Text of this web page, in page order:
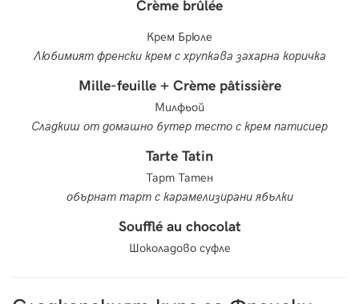
Crème brûlée
Крем Брюле
Любимият френски крем с хрупкава захарна коричка
Mille-feuille + Crème pâtissière
Милфьой
Сладкиш от домашно бутер тесто с крем патисиер
Tarte Tatin
Тарт Татен
обърнат тарт с карамелизирани ябълки
Soufflé au chocolat
Шоколадово суфле